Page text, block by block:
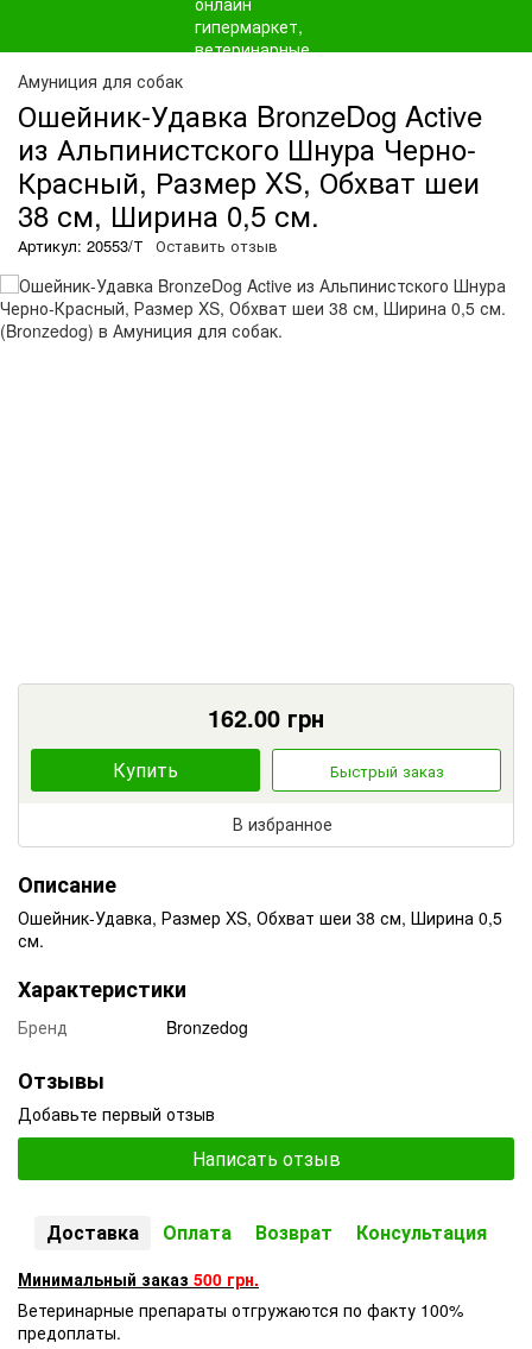
Амуниция для собак
Ошейник-Удавка BronzeDog Active
из Альпинистского Шнура Черно-
Красный, Размер XS, Обхват шеи
38 см, Ширина 0,5 см.
Артикул: 20553/Т Оставить отзыв
162.00 грн
Купить Быстрый заказ
В избранное
Описание
Ошейник-Удавка, Размер XS, Обхват шеи 38 см, Ширина 0,5
см.
Характеристики
Бренд Bronzedog
Отзывы
Добавьте первый отзыв
Написать отзыв
Доставка Оплата Возврат Консультация
Минимальный заказ 500 грн.
Ветеринарные препараты отгружаются по факту 100%
предоплаты.